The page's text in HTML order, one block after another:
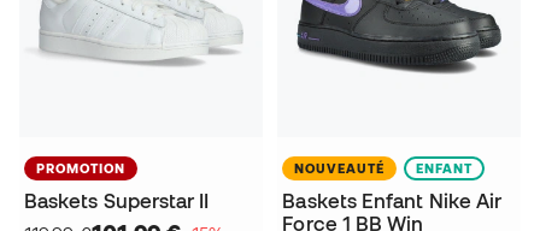
PROMOTION
Baskets Superstar II
NOUVEAUTÉ ENFANT
Baskets Enfant Nike Air
Force 1 BB Win